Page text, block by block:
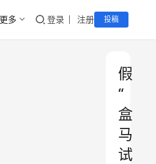
更多 登录 注册 投稿
假
“
盒
马
试